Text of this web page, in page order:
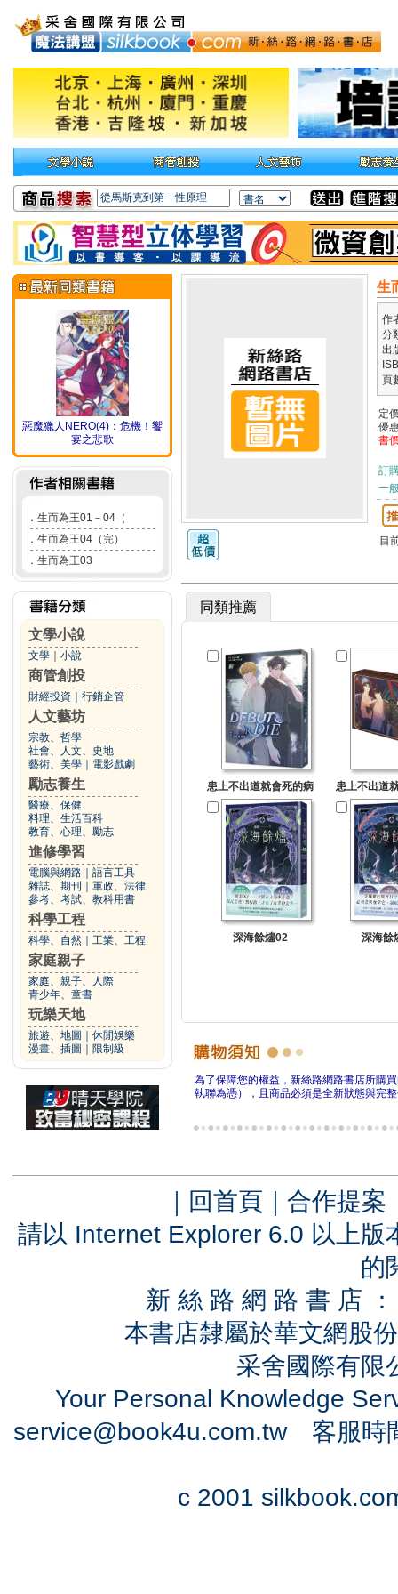
惡魔獵人NERO(4)：危機！饗
宴之悲歌
． 生而為王01－04（
． 生而為王04（完）
． 生而為王03
文學小說
文學 小說
商管創投
財經投資 行銷企管
人文藝坊
宗教、哲學
社會、人文、史地
藝術、美學
電影戲劇
勵志養生
醫療、保健
料理、生活百科
教育、心理、勵志
進修學習
電腦與網路
語言工具
雜誌、期刊
軍政、法律
參考、考試、教科用書
科學工程
科學、自然 工業、工程
家庭親子
家庭、親子、人際
青少年、童書
玩樂天地
旅遊、地圖
休閒娛樂
漫畫、插圖
限制級
生
作
分
出
頁
定
優
書
訂
一
目
同類推薦
患上不出道就會死的病 患上不出道
深海餘燼02 深海餘
為了保障您的權益，新絲路網路書店所購
執聯為憑），且商品必須是全新狀態與完
｜ 回首頁 ｜ 合作提案
請以 Internet Explorer 6.0 以上
的
新 絲 路 網 路 書 店
本書店隸屬於華文網股
采舍國際有
Your Personal Knowledge
service@book4u.com.tw客服時
c 2001